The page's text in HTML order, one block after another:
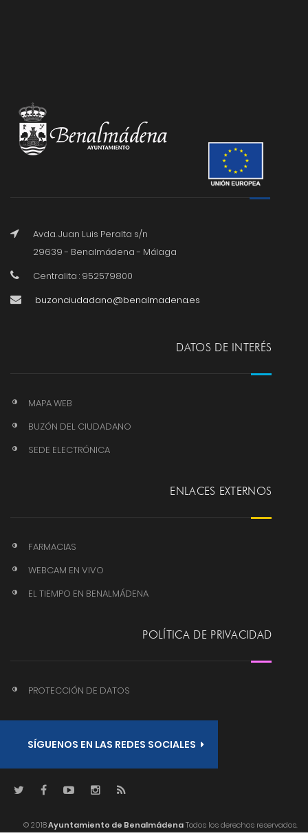
Avda. Juan Luis Peralta s/n
29639 - Benalmádena - Málaga
Centralita : 952579800
buzonciudadano@benalmadena.es
DATOS DE INTERÉS
MAPA WEB
BUZÓN DEL CIUDADANO
SEDE ELECTRÓNICA
ENLACES EXTERNOS
FARMACIAS
WEBCAM EN VIVO
EL TIEMPO EN BENALMÁDENA
POLÍTICA DE PRIVACIDAD
PROTECCIÓN DE DATOS
SÍGUENOS EN LAS REDES SOCIALES
© 2018Ayuntamiento de BenalmádenaTodos los derechos reservados.